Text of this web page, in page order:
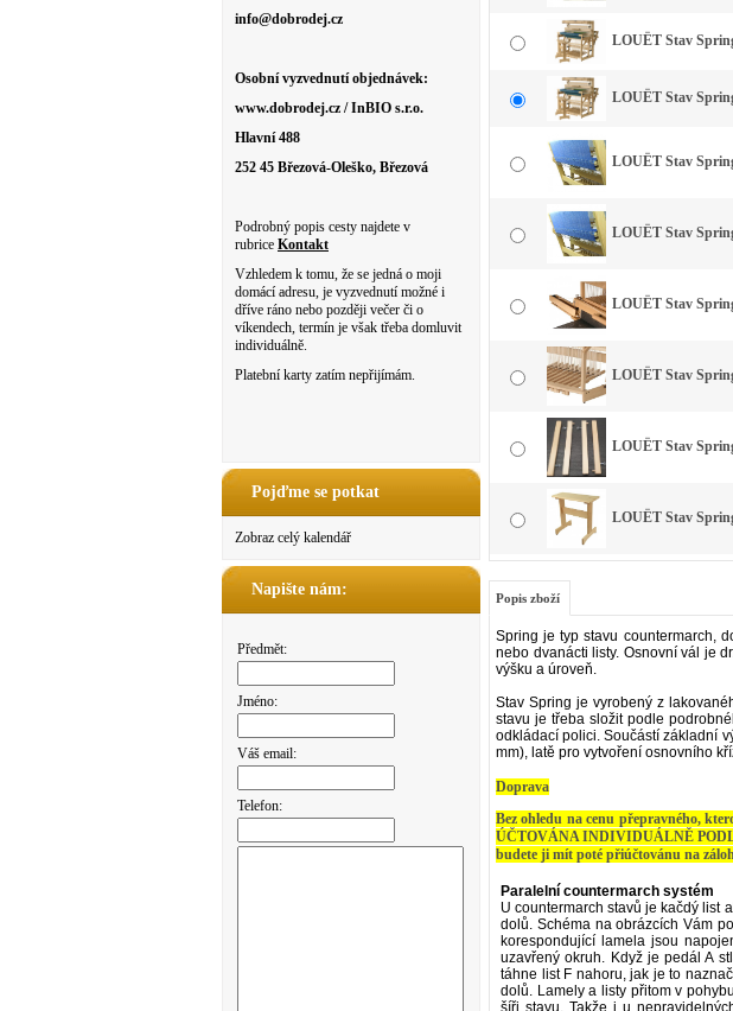
info@dobrodej.cz
Osobní vyzvednutí objednávek:
www.dobrodej.cz / InBIO s.r.o.
Hlavní 488
252 45 Březová-Oleško, Březová
Podrobný popis cesty najdete v
rubrice Kontakt
Vzhledem k tomu, že se jedná o moji
domácí adresu, je vyzvednutí možné i
dříve ráno nebo později večer či o
víkendech, termín je však třeba domluvit
individuálně.
Platební karty zatím nepřijímám.
Pojďme se potkat
Zobraz celý kalendář
Napište nám:
Předmět:
Jméno:
Váš email:
Telefon:
LOUËT Stav
LOUËT Stav
LOUËT Stav
LOUËT Stav
LOUËT Stav
LOUËT Stav
LOUËT Stav
LOUËT Stav
Popis zboží
Spring je typ stavu countermarch,
nebo dvanácti listy. Osnovní vál je
výšku a úroveň.
Stav Spring je vyrobený z
stavu je třeba složit podle
odkládací polici. Součástí základní
mm), latě pro vytvoření osnovního
Doprava
Bez ohledu na cenu přepravného,
ÚČTOVÁNA INDIVIDUÁLNĚ
budete ji mít poté přiúčtovánu na
Paralelní countermarch systém
U countermarch stavů je kačdý list
dolů. Schéma na obrázcích Vám
korespondující lamela jsou
uzavřený okruh. Když je pedál A
táhne list F nahoru, jak je to
dolů. Lamely a listy přitom v
šíři stavu. Takže i u